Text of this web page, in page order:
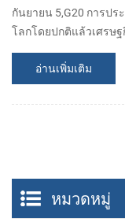
กันยายน 5,G20 การป
โลกโดยปกติแล้วเศรษฐ
เป็นโกลบอลของผู้ให้บ
ดีสำหรับ คนโกลเบิลข้
ใน ช่วงปีที่ผ่านมาโกลเ
เหมือนประเทศจีนข้าม
เติบโตของยังปรับปรุง
อ่านเพิ่มเติม
หมวดหมู่